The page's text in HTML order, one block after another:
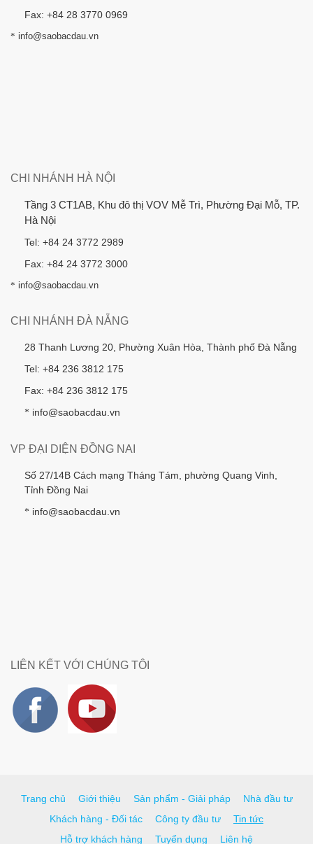
Fax: +84 28 3770 0969
* info@saobacdau.vn
CHI NHÁNH HÀ NỘI
Tầng 3 CT1AB, Khu đô thị VOV Mễ Trì, Phường Đại Mỗ, TP.
Hà Nội
Tel: +84 24 3772 2989
Fax: +84 24 3772 3000
* info@saobacdau.vn
CHI NHÁNH ĐÀ NẴNG
28 Thanh Lương 20, Phường Xuân Hòa, Thành phố Đà Nẵng
Tel: +84 236 3812 175
Fax: +84 236 3812 175
* info@saobacdau.vn
VP ĐẠI DIỆN ĐỒNG NAI
Số 27/14B Cách mạng Tháng Tám, phường Quang Vinh,
Tỉnh Đồng Nai
* info@saobacdau.vn
LIÊN KẾT VỚI CHÚNG TÔI
Trang chủ Giới thiệu Sản phẩm - Giải pháp
Nhà đầu tư
Khách hàng - Đối tác
Công ty đầu tư
Tin tức
Hỗ trợ khách hàng
Tuyển dụng Liên hệ